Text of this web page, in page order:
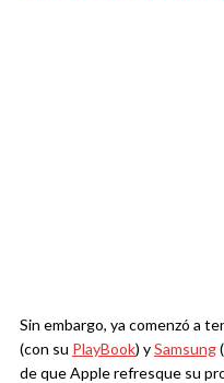
Sin embargo, ya comenzó a
(con su PlayBook) ySamsung
de que Apple refresque su